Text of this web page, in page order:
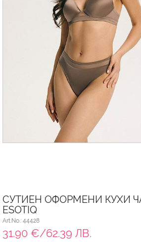
СУТИЕН ОФОРМЕНИ КУХИ
ESOTIQ
Art.No.: 44428
31.90 €/62.39 ЛВ.